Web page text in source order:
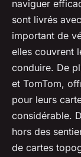
naviguer
sont livrés
important de
elles couvrent
conduire. De
et TomTom,
pour leurs
considérable.
hors des
de cartes